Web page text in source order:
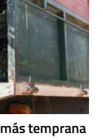
temprana